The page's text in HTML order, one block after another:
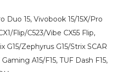
Duo 15, Vivobook 15/15X/Pro
Flip/C523/Vibe CX55 Flip,
G15/Zephyrus G15/Strix SCAR
A15/F15, TUF Dash F15,